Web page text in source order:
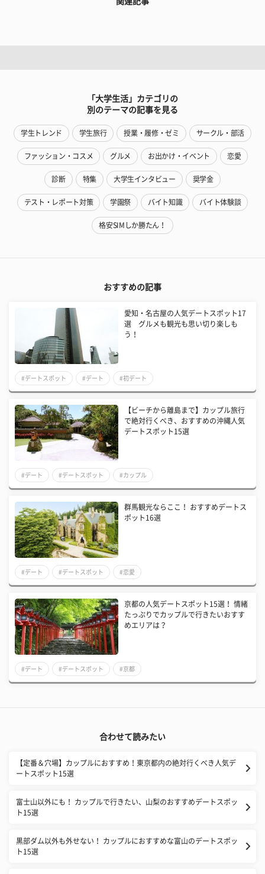
「大学生活」カテゴリの
別のテーマの記事を見る
学生トレンド 学生旅行 授業・履修・ゼミ サークル・部活
ファッション・コスメ グルメ お出かけ・イベント 恋愛
診断 特集 大学生インタビュー 奨学金
テスト・レポート対策 学園祭 バイト知識 バイト体験談
格安SIMしか勝たん！
おすすめの記事
愛知・名古屋の人気デートスポット17
選 グルメも観光も思い切り楽しも
う！
#デートスポット #デート #初デート
【ビーチから離島まで】カップル旅行
で絶対行くべき、おすすめの沖縄人気
デートスポット15選
#デート #デートスポット #カップル
群馬観光ならここ！ おすすめデートス
ポット16選
#デート #デートスポット #恋愛
京都の人気デートスポット15選！ 情緒
たっぷりでカップルで行きたいおすす
めエリアは？
#デート #デートスポット #京都
合わせて読みたい
【定番＆穴場】カップルにおすすめ！東京都内の絶対行くべき人気デ
ートスポット15選
富士山以外にも！ カップルで行きたい、山梨のおすすめデートスポッ
ト15選
黒部ダム以外も外せない！ カップルにおすすめな富山のデートスポッ
ト15選